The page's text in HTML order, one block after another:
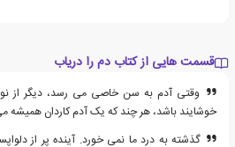
قسمت هایی از کتاب دم را دریاب
وقتی آدم به سن خاصی می رسد، دیگر از
خوشایند باشد، هر چند که یک آدم کاردان همیشه می
گذشته به درد ما نمی خورد. آینده پر از